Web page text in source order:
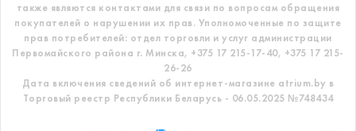
также являются контактами для связи по вопросам обращения
покупателей о нарушении их прав. Уполномоченные по защите
прав потребителей: отдел торговли и услуг администрации
Первомайского района г. Минска, +375 17 215-17-40, +375 17 215-
26-26
Дата включения сведений об интернет-магазине atrium.by в
Торговый реестр Республики Беларусь - 06.05.2025 №748434